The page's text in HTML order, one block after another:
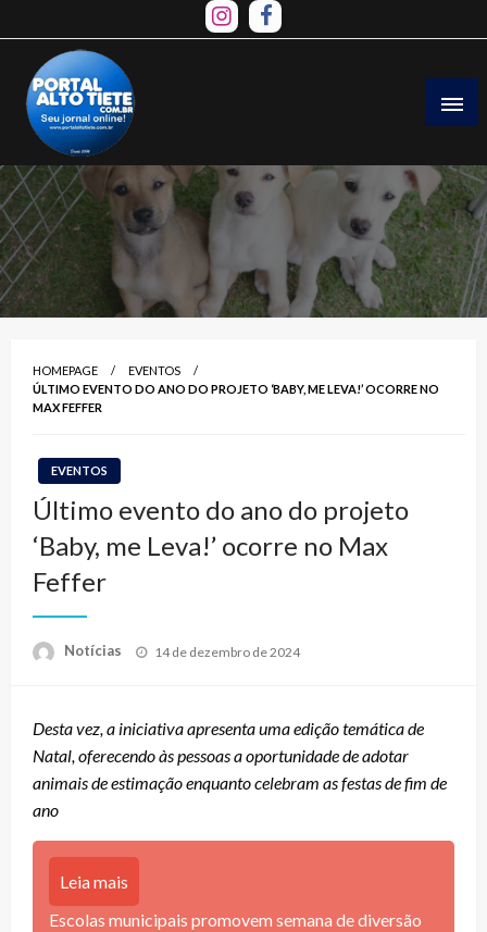
to
content
HOMEPAGE
EVENTOS
ÚLTIMO EVENTO DO ANO DO PROJETO ‘BABY, ME LEVA!’ OCORRE NO
MAX FEFFER
EVENTOS
Último evento do ano do projeto
‘Baby, me Leva!’ ocorre no Max
Feffer
Notícias
Posted
14 de dezembro de 2024
Desta vez, a iniciativa apresenta uma edição temática de
Natal, oferecendo às pessoas a oportunidade de adotar
animais de estimação enquanto celebram as festas de fim de
ano
Leia mais
Escolas municipais promovem semana de diversão